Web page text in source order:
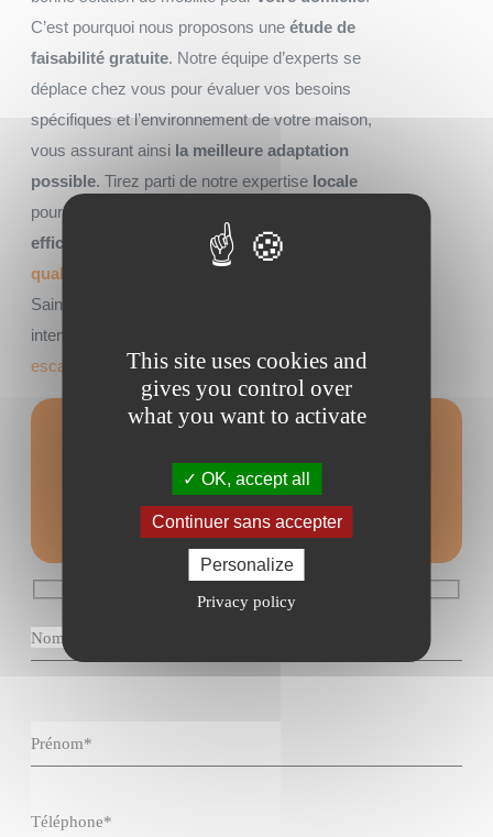
This site uses cookies and
gives you control over
what you want to activate
OK, accept all
Continuer sans accepter
Personalize
Privacy policy
C’est pourquoi nous proposons une étude de
faisabilité gratuite. Notre équipe d’experts se
déplace chez vous pour évaluer vos besoins
spécifiques et l’environnement de votre maison,
vous assurant ainsi la meilleure adaptation
possible. Tirez parti de notre expertise locale
pour garantir non seulement une installation
efficace
service après-vente de
qualité
Saint Brieuc, ne vous en faîtes pas, nous
intervenons également pour installer un
escalier à Saint Brieuc!
Formulaire de
contact